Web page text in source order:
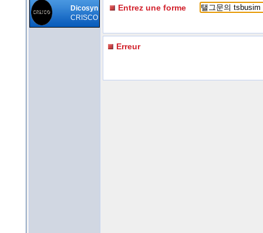
Dicosyn
CRISCO
Entrez une forme
Erreur